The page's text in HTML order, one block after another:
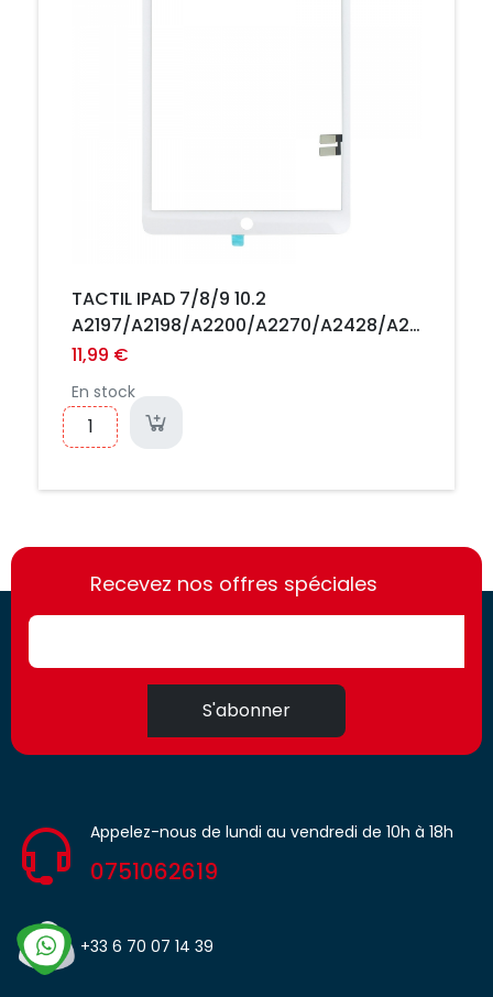
TACTIL IPAD 7/8/9 10.2
A2197/A2198/A2200/A2270/A2428/A2429/
BLANC AVEC BOUTON HOME
11,99 €
En stock
https://france-
access.fr
https://france-
access.fr
Recevez nos offres spéciales
S'abonner
Appelez-nous de lundi au vendredi de 10h à 18h
0751062619
+33 6 70 07 14 39